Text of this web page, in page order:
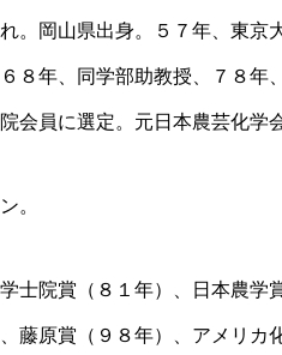
。岡山県出身。５７年、東京
８年、同学部助教授、７８年
会員に選定。元日本農芸化学
。
士院賞（８１年）、日本農学
藤原賞（９８年）、アメリカ